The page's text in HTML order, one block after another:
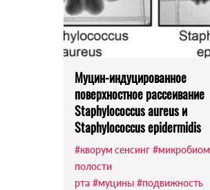
Муцин-индуцированное
поверхностное рассеивание
Staphylococcus aureus и
Staphylococcus epidermidis
#кворум сенсинг #микробиом
полости
рта #муцины #подвижность